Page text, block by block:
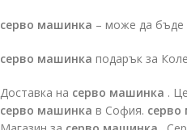
серво машинка – може да бъде
серво машинка подарък за
Доставка на серво машинка .
серво машинка в София.